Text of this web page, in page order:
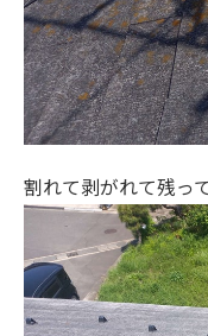
割れて剥がれて残っ